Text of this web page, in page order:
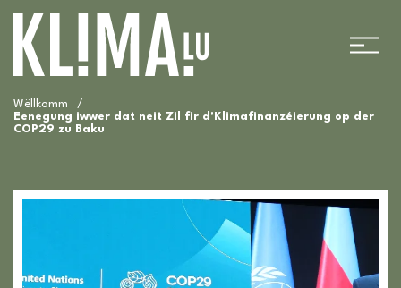
Wëllkomm
/
Eenegung iwwer dat neit Zil fir d'Klimafinanzéierung op der
COP29 zu Baku